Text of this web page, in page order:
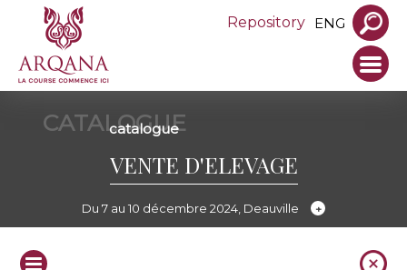
Repository ENG
CATALOGUE
catalogue
VENTE D'ELEVAGE
Du 7 au 10 décembre 2024, Deauville